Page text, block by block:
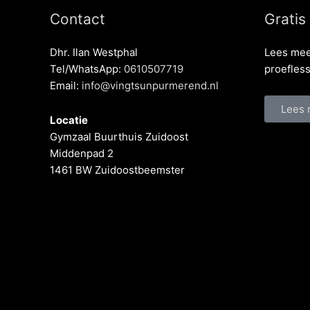
Contact
Dhr. Ilan Westphal
Tel/WhatsApp: 0610507719
Email: info@vingtsunpurmerend.nl
Locatie
Gymzaal Buurthuis Zuidoost
Middenpad 2
1461 BW Zuidoostbeemster
Gratis
Lees
Lees